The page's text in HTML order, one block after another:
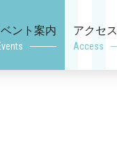
ント案内 アクセス
Access